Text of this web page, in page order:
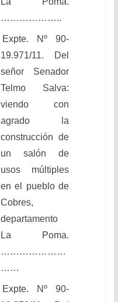
………………..
Expte. Nº 90-
19.971/11. Del
señor Senador
Telmo Salva:
viendocon
agrado la
construcción de
un salón de
usos múltiples
en el pueblo de
Cobres,
departamento
La Poma.
…………………
……
Expte. Nº 90-